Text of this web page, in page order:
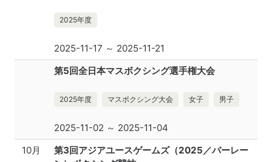
2025年度
2025-11-17 ～ 2025-11-21
第5回全日本マスボクシング選手権大会
2025年度 マスボクシング大会 女子 男子
2025-11-02 ～ 2025-11-04
10月
第3回アジアユースゲームズ（2025／バーレー